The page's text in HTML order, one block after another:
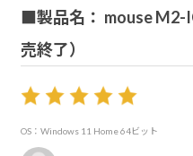
■製品名： mouse M2-
売終了）
OS：Windows 11 Home 64ビット